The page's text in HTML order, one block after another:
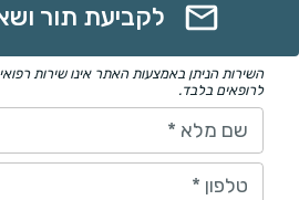
לקביעת תור
השירות הניתן באמצעות האתר אינו שירות
לרופאים בלבד.
שם מלא *
טלפון *